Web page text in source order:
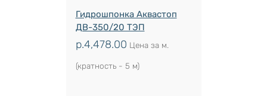
Гидрошпонка Аквастоп
ДВ-350/20 ТЭП
р.4,478.00 Цена за м.
(кратность - 5 м)